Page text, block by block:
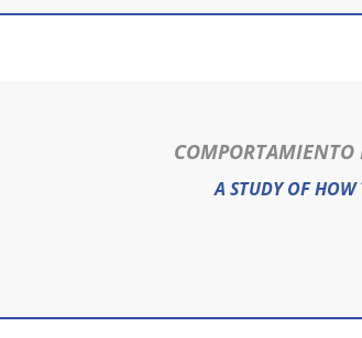
COMPORTAMIENTO
A STUDY OF HOW